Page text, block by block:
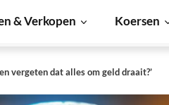
& Verkopen Koersen
vergeten dat alles om geld draait?’